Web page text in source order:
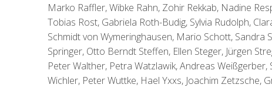
Marko Raffler, Wibke Rahn, Zohir Rekkab, Nadine
Tobias Rost, Gabriela Roth-Budig, Sylvia Rudolph,
Schmidt von Wymeringhausen, Mario Schott, Sandra
Springer, Otto Berndt Steffen, Ellen Steger, Jürgen
Peter Walther, Petra Watzlawik, Andreas
Wichler, Peter Wuttke, Hael Yxxs, Joachim Zetzsche,